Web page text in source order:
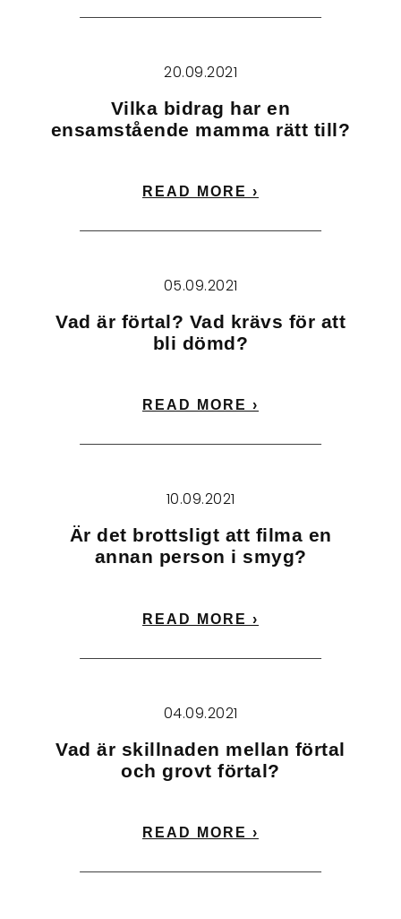
20.09.2021
Vilka bidrag har en
ensamstående mamma rätt till?
READ MORE ›
05.09.2021
Vad är förtal? Vad krävs för att
bli dömd?
READ MORE ›
10.09.2021
Är det brottsligt att filma en
annan person i smyg?
READ MORE ›
04.09.2021
Vad är skillnaden mellan förtal
och grovt förtal?
READ MORE ›